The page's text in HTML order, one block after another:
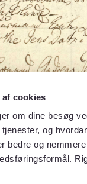
cookies
om dine besøg
og
bedre og